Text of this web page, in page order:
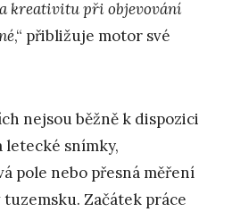
kreativitu při objevování
,“ přibližuje motor své
nejsou běžně k dispozici
snímky,
pole nebo přesná měření
tuzemsku. Začátek práce